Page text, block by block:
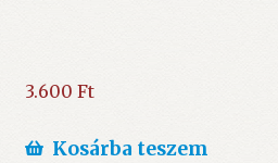
3.600 Ft
Kosárba teszem